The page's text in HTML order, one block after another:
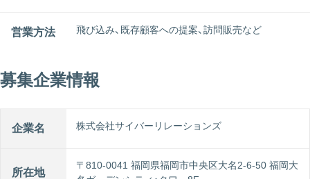
営業方法 飛び込み、既存顧客への提案、訪問販売など
募集企業情報
企業名 株式会社サイバーリレーションズ
所在地
〒810-0041 福岡県福岡市中央区大名2-6-50 福岡⼤